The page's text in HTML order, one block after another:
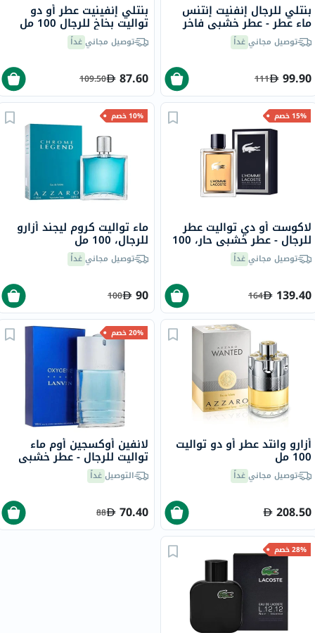
بنتلي للرجال إنفنيت إنتنس
ماء عطر - عطر خشبي فاخر
100 ملتوصيل مجانيغداً
99.90
111
بنتلي إنفينيت عطر أو دو
تواليت بخاخ للرجال 100 مل
توصيل مجانيغداً
87.60
109.50
15% خصم
لاكوست أو دي تواليت عطر
للرجال - عطر خشبي حار، 100
ملتوصيل مجانيغداً
139.40
164
10% خصم
ماء تواليت كروم ليجند أزارو
للرجال، 100 مل
توصيل مجانيغداً
90
100
أزارو وانتد عطر أو دو تواليت
100 مل
توصيل مجانيغداً
208.50
20% خصم
لانفين أوكسجين أوم ماء
تواليت للرجال - عطر خشبي
منعش 100 مل
التوصيلغداً
70.40
88
28% خصم